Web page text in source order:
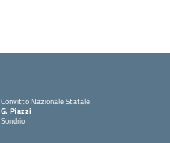
Convitto Nazionale Statale
G. Piazzi
Sondrio